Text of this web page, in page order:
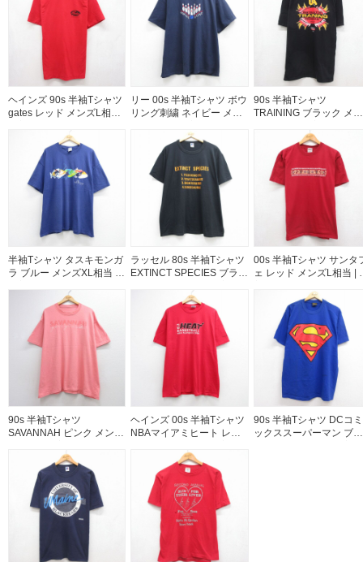
ヘインズ 90s 半袖Tシャツ
gates レッド メンズL相当 |
リー 00s 半袖Tシャツ ボウ
リング刺繍 ネイビー メン
90s 半袖Tシャツ
TRAINING ブラック メン
半袖Tシャツ タスキモンガ
ラ ブルー メンズXL相当 |
ラッセル 80s 半袖Tシャツ
EXTINCT SPECIES ブラッ
00s 半袖Tシャツ サンタ
ェ レッド メンズL相当 |
90s 半袖Tシャツ
SAVANNAH ピンク メンズ
ヘインズ 00s 半袖Tシャツ
NBAマイアミヒート レッ
90s 半袖Tシャツ DCコミ
ックススーパーマン ブル